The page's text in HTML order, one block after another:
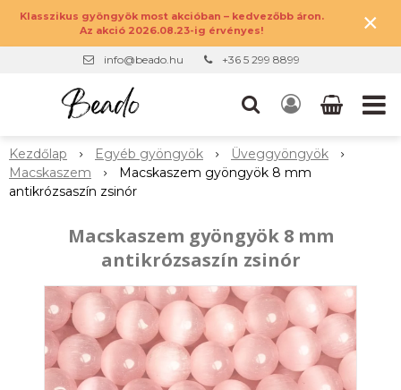
Klasszikus gyöngyök most akcióban – kedvezőbb áron.
Az akció 2026.08.23-ig érvényes!
×
info@beado.hu +36 5 299 8899
Kezdőlap Egyéb gyöngyök
Üveggyöngyök
Macskaszem
Macskaszem gyöngyök 8 mm
antikrózsaszín zsinór
Macskaszem gyöngyök 8 mm
antikrózsaszín zsinór